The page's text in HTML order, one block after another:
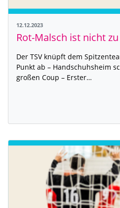
12.12.2023
Rot-Malsch ist nicht
Der TSV knüpft dem
Punkt ab – Handschuhsheim
großen Coup – Erster…